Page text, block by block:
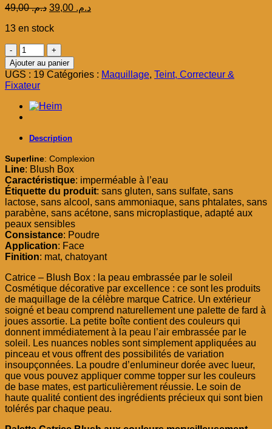
د.م.49,00
Le
initial
د.م.Le
13 en stock
quantité
de
Catrice
Believe
in
yourself
Blush
Ajouter au panier
UGS : 19 Catégories : Maquillage, Teint, Correcteur &
Fixateur
Description
Superline: Complexion
Line: Blush Box
Caractéristique: imperméable à l’eau
Étiquette du produit: sans gluten, sans sulfate, sans
lactose, sans alcool, sans ammoniaque, sans phtalates, sans
parabène, sans acétone, sans microplastique, adapté aux
peaux sensibles
Consistance: Poudre
Application: Face
Finition: mat, chatoyant
Catrice – Blush Box : la peau embrassée par le soleil
Cosmétique décorative par excellence : ce sont les produits
de maquillage de la célèbre marque Catrice. Un extérieur
soigné et beau comprend naturellement une palette de fard à
joues assortie. La petite boîte contient des couleurs qui
donnent immédiatement à la peau l’air embrassée par le
soleil. Les nuances nobles sont simplement appliquées au
pinceau et vous offrent des possibilités de variation
insoupçonnées. La poudre d’enlumineur dorée avec lueur,
que vous pouvez appliquer comme topper sur les couleurs
de base mates, est particulièrement réussie. Le soin de
haute qualité contient des ingrédients précieux qui sont bien
tolérés par chaque peau.